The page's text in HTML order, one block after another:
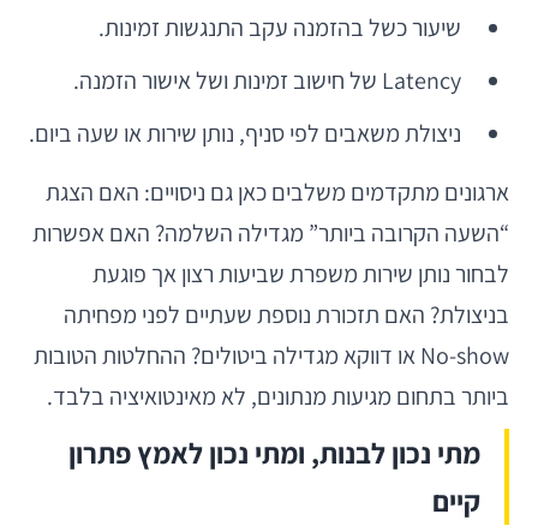
שיעור כשל בהזמנה עקב התנגשות זמינות.
Latency של חישוב זמינות ושל אישור הזמנה.
ניצולת משאבים לפי סניף, נותן שירות או שעה ביום.
ארגונים מתקדמים משלבים כאן גם ניסויים: האם הצגת
“השעה הקרובה ביותר” מגדילה השלמה? האם אפשרות
לבחור נותן שירות משפרת שביעות רצון אך פוגעת
בניצולת? האם תזכורת נוספת שעתיים לפני מפחיתה
No-show או דווקא מגדילה ביטולים? ההחלטות הטובות
ביותר בתחום מגיעות מנתונים, לא מאינטואיציה בלבד.
מתי נכון לבנות, ומתי נכון לאמץ פתרון
קיים